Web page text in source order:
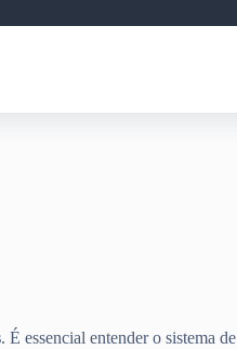
. É essencial entender o sistema de